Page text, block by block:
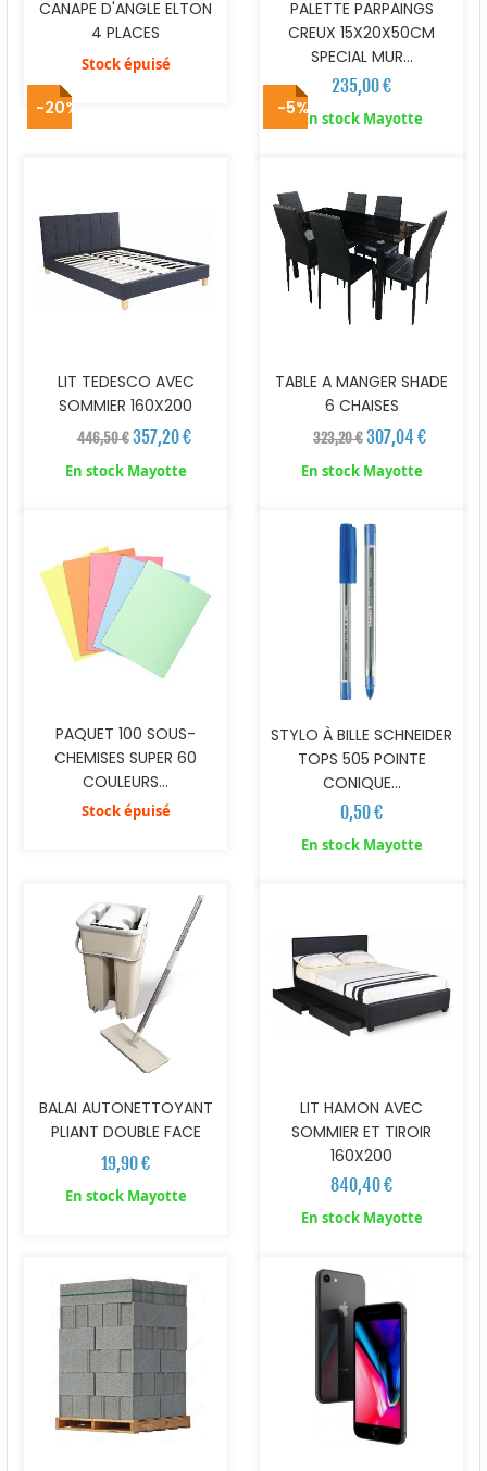
CANAPE D'ANGLE ELTON
4 PLACES
Stock épuisé
PALETTE PARPAINGS
CREUX 15X20X50CM
SPECIAL MUR...
235,00 €
En stock Mayotte
-20%
LIT TEDESCO AVEC
SOMMIER 160X200
446,50 € 357,20 €
En stock Mayotte
-5%
TABLE A MANGER SHADE
6 CHAISES
323,20 €307,04 €
En stock Mayotte
PAQUET 100 SOUS-
CHEMISES SUPER 60
COULEURS...
Stock épuisé
STYLO À BILLE SCHNEIDER
TOPS 505 POINTE
CONIQUE...
0,50 €
En stock Mayotte
BALAI AUTONETTOYANT
PLIANT DOUBLE FACE
19,90 €
En stock Mayotte
LIT HAMON AVEC
SOMMIER ET TIROIR
160X200
840,40 €
En stock Mayotte